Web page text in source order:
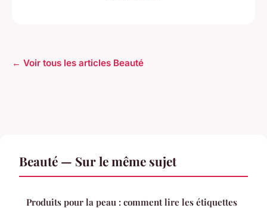
← Voir tous les articles Beauté
Beauté — Sur le même sujet
Produits pour la peau : comment lire les étiquettes